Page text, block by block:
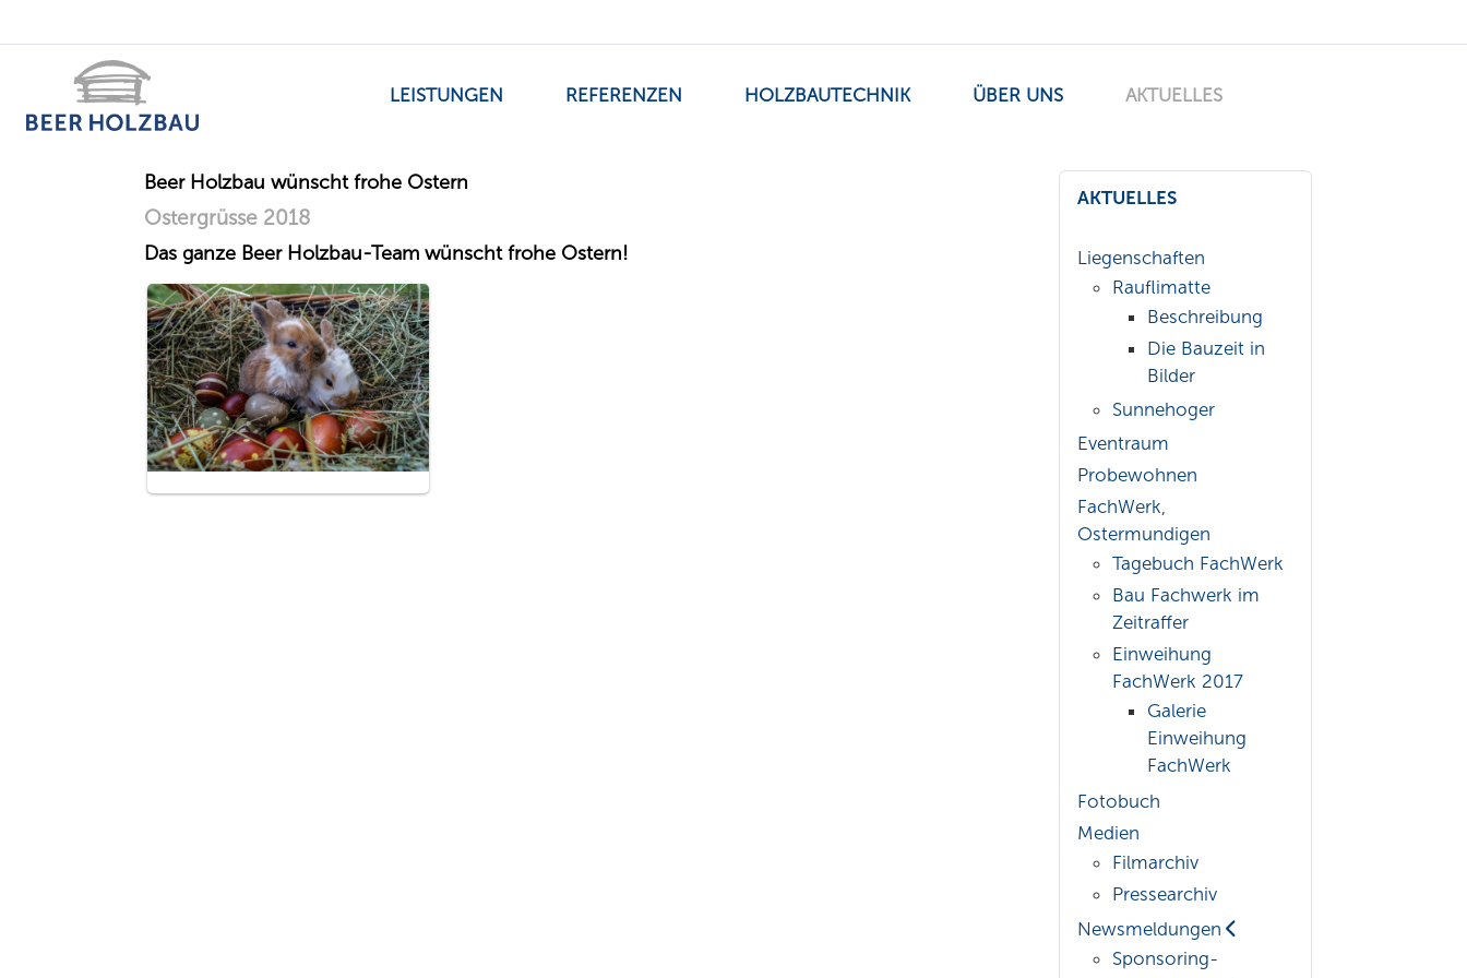
LEISTUNGEN REFERENZEN HOLZBAUTECHNIK ÜBER UNS AKTUELLES
Beer Holzbau wünscht frohe Ostern
Ostergrüsse 2018
Das ganze Beer Holzbau-Team wünscht frohe Ostern!
AKTUELLES
Liegenschaften
Rauflimatte
Beschreibung
Die Bauzeit in
Bilder
Sunnehoger
Eventraum
Probewohnen
FachWerk,
Ostermundigen
Tagebuch FachWerk
Bau Fachwerk im
Zeitraffer
Einweihung
FachWerk 2017
Galerie
Einweihung
FachWerk
Fotobuch
Medien
Filmarchiv
Pressearchiv
Newsmeldungen
Sponsoring-